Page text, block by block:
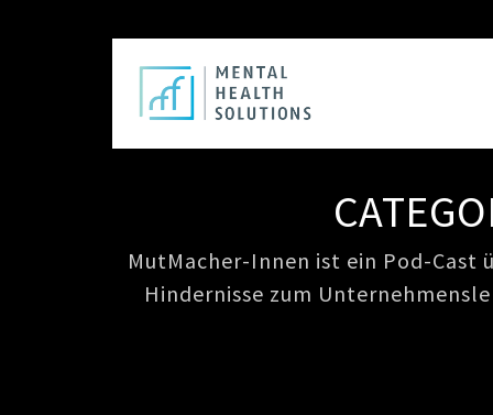
MutMacher-Innen ist ein Pod-Cast
Hindernisse zum